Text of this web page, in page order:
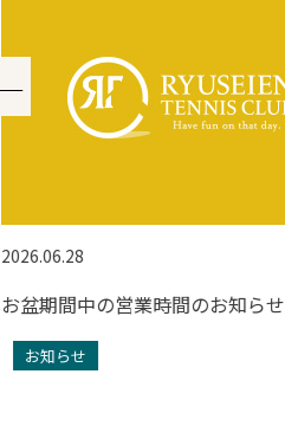
2026.06.28
お盆期間中の営業時間のお知らせ
お知らせ